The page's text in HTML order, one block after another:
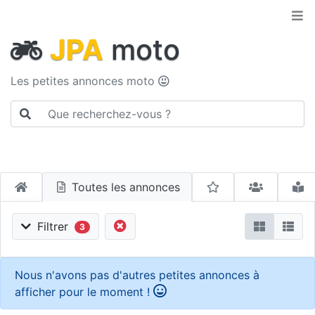
JPA moto
Les petites annonces moto
Toutes les annonces
Filtrer 3
Nous n'avons pas d'autres petites annonces à
afficher pour le moment !